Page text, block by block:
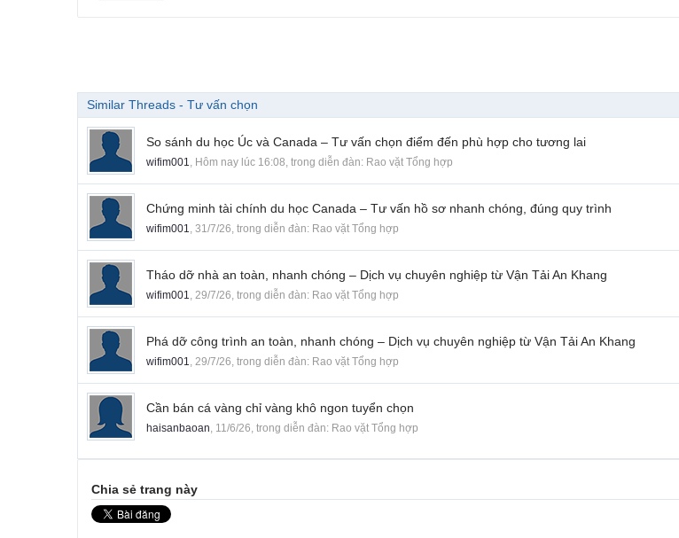
Similar Threads - Tư vấn chọn
So sánh du học Úc và Canada – Tư vấn chọn điểm đến phù hợp cho tương lai
wifim001, Hôm nay lúc 16:08, trong diễn đàn: Rao vặt Tổng hợp
Chứng minh tài chính du học Canada – Tư vấn hồ sơ nhanh chóng, đúng quy trình
wifim001, 31/7/26, trong diễn đàn: Rao vặt Tổng hợp
Tháo dỡ nhà an toàn, nhanh chóng – Dịch vụ chuyên nghiệp từ Vận Tải An Khang
wifim001, 29/7/26, trong diễn đàn: Rao vặt Tổng hợp
Phá dỡ công trình an toàn, nhanh chóng – Dịch vụ chuyên nghiệp từ Vận Tải An Khang
wifim001, 29/7/26, trong diễn đàn: Rao vặt Tổng hợp
Cần bán cá vàng chỉ vàng khô ngon tuyển chọn
haisanbaoan, 11/6/26, trong diễn đàn: Rao vặt Tổng hợp
Chia sẻ trang này